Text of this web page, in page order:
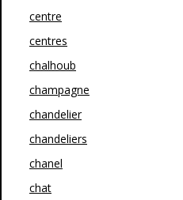
centre
centres
chalhoub
champagne
chandelier
chandeliers
chanel
chat